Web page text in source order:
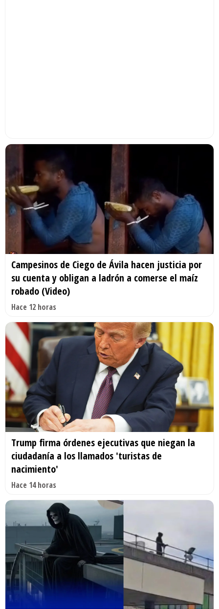
Campesinos de Ciego de Ávila hacen justicia por
su cuenta y obligan a ladrón a comerse el maíz
robado (Video)
Hace 12 horas
Trump firma órdenes ejecutivas que niegan la
ciudadanía a los llamados 'turistas de
nacimiento'
Hace 14 horas